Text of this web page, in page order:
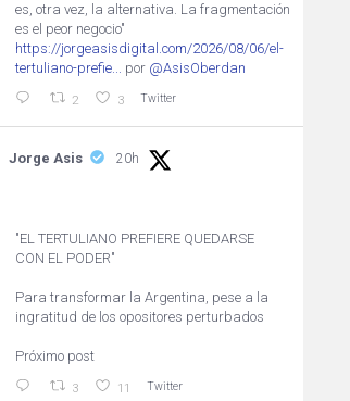
es, otra vez, la alternativa. La fragmentación
es el peor negocio"
https://jorgeasisdigital.com/2026/08/06/el-
tertuliano-prefie...
por @AsisOberdan
2 3 Twitter
Jorge Asis 20h
"EL TERTULIANO PREFIERE QUEDARSE
CON EL PODER"
Para transformar la Argentina, pese a la
ingratitud de los opositores perturbados
Próximo post
3 11 Twitter